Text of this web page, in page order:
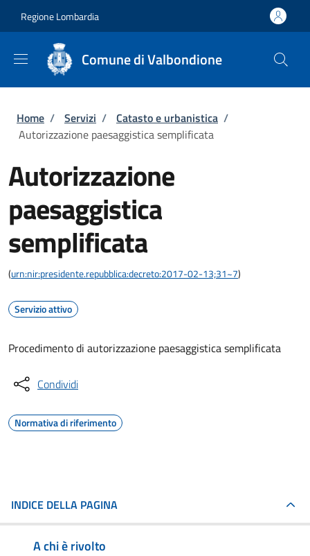
Regione Lombardia
Comune di Valbondione
Briciole di pane
Home / Servizi / Catasto e urbanistica /
Autorizzazione paesaggistica semplificata
Autorizzazione
paesaggistica
semplificata
(urn:nir:presidente.repubblica:decreto:2017-02-13;31~7)
Servizio attivo
Procedimento di autorizzazione paesaggistica semplificata
Condividi
Normativa di riferimento
INDICE DELLA PAGINA
A chi è rivolto